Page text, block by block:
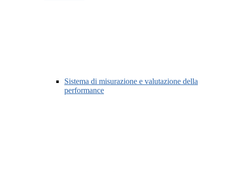
Sistema di misurazione e valutazione della
performance